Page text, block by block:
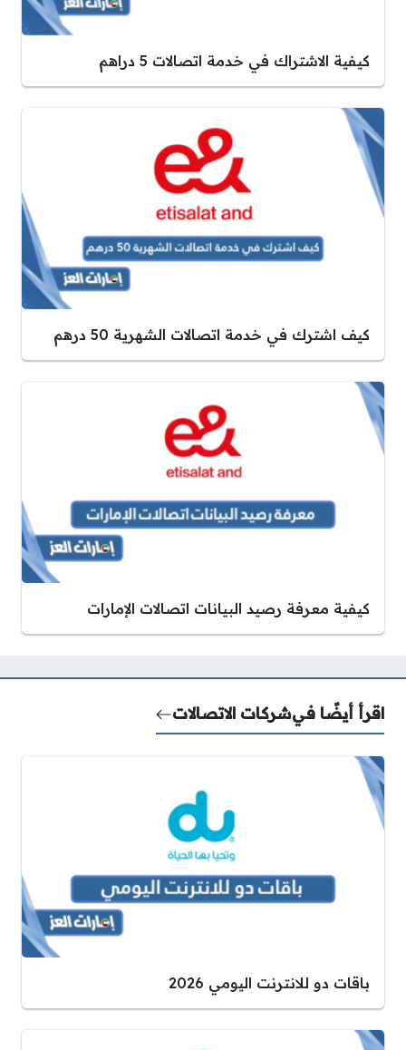
كيفية الاشتراك في خدمة اتصالات 5 دراهم
كيف اشترك في خدمة اتصالات الشهرية 50 درهم
كيفية معرفة رصيد البيانات اتصالات الإمارات
اقرأ أيضًا فيشركات الاتصالات
باقات دو للانترنت اليومي 2026